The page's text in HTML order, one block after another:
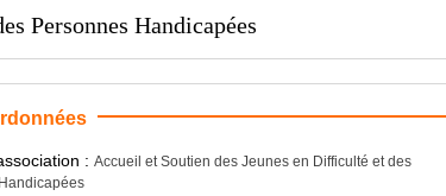
Personnes Handicapées
:Accueil et Soutien des Jeunes en Difficulté et des